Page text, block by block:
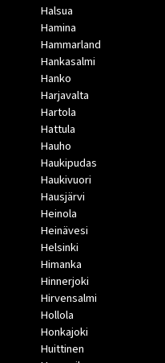
Halsua
Hamina
Hammarland
Hankasalmi
Hanko
Harjavalta
Hartola
Hattula
Hauho
Haukipudas
Haukivuori
Hausjärvi
Heinola
Heinävesi
Helsinki
Himanka
Hinnerjoki
Hirvensalmi
Hollola
Honkajoki
Huittinen